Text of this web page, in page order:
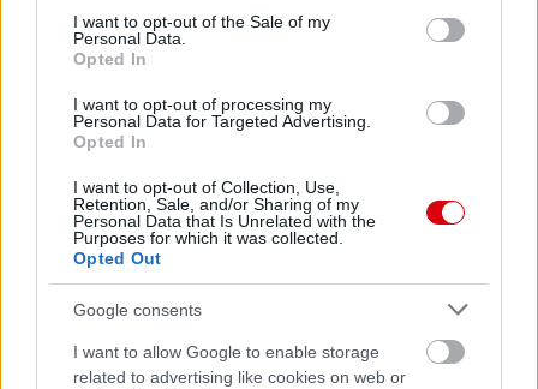
consent section.
I want to opt-out of the Sale of my
Personal Data.
Opted In
I want to opt-out of processing my
Personal Data for Targeted Advertising.
Opted In
I want to opt-out of Collection, Use,
Retention, Sale, and/or Sharing of my
Personal Data that Is Unrelated with the
Purposes for which it was collected.
Opted Out
Google consents
I want to allow Google to enable storage
related to advertising like cookies on web or
Meccs Center
Paris Saint-Germain
Manchester United
Nya Ullevi, Göteborg
2026-08-08 17:00